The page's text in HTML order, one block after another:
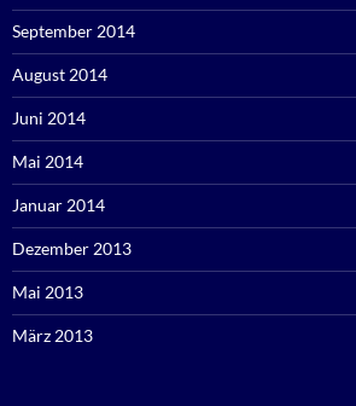
September 2014
August 2014
Juni 2014
Mai 2014
Januar 2014
Dezember 2013
Mai 2013
März 2013